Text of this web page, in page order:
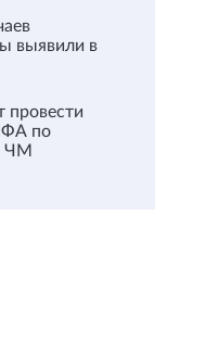
выявили в
провести
по
ЧМ